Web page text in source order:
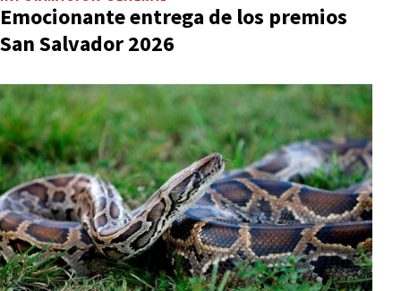
Emocionante entrega de los premios
San Salvador 2026